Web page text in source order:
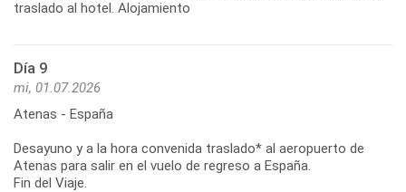
Día 9
mi, 01.07.2026
Atenas - España
Desayuno y a la hora convenida traslado* al aeropuerto de
Atenas para salir en el vuelo de regreso a España.
Fin del Viaje.